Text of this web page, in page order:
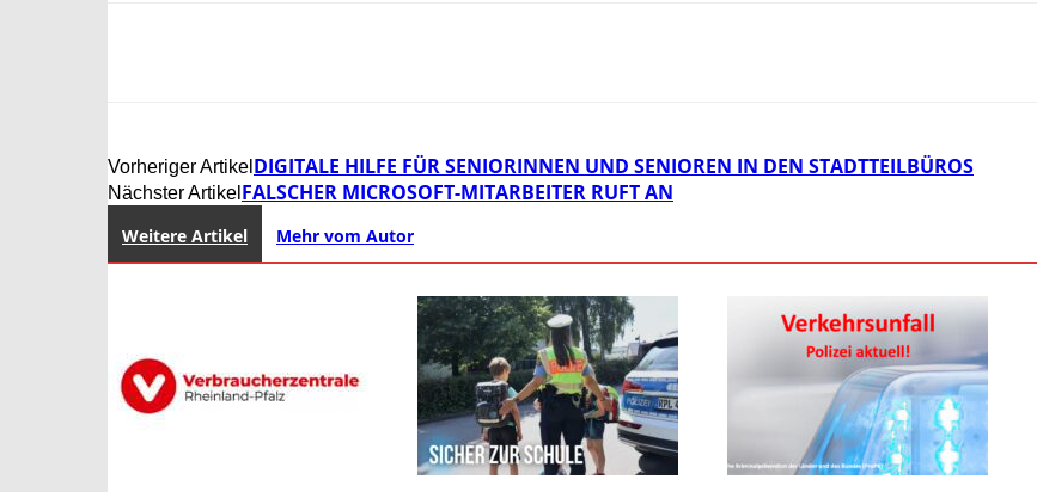
Vorheriger Artikel DIGITALE HILFE FÜR SENIORINNEN UND SENIOREN IN DEN STADTTEILBÜROS
Nächster Artikel FALSCHER MICROSOFT-MITARBEITER RUFT AN
Weitere Artikel Mehr vom Autor